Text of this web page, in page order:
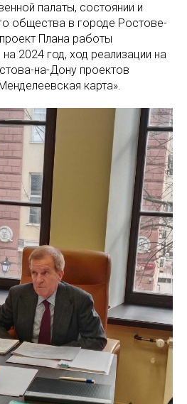
палаты, состоянии и
общества в городе Ростове-
Плана работы
2024 год, ход реализации на
на-Дону проектов
карта».